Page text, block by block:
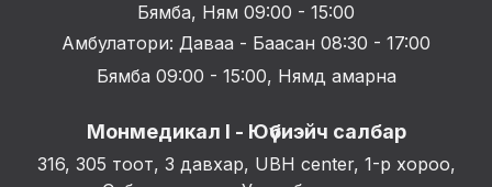
Бямба, Ням 09:00 - 15:00
Амбулатори: Даваа - Баасан 08:30 - 17:00
Бямба 09:00 - 15:00, Нямд амарна
Монмедикал I - Юүбиэйч салбар
316, 305 тоот, 3 давхар, UBH center, 1-р хороо,